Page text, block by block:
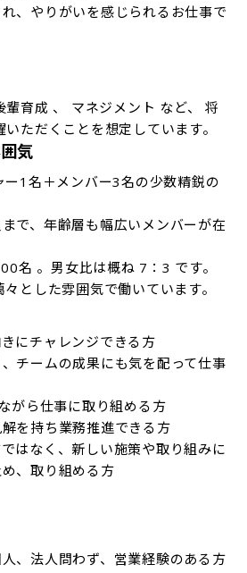
、やりがいを感じられるお仕事で
輩育成 、 マネジメント など、 将
ただくことを想定しています。
気
ー1名＋メンバー3名の少数精鋭の
で、年齢層も幅広いメンバーが在
名 。男女比は概ね 7：3 です。
とした雰囲気で働いています。
にチャレンジできる方
チームの成果にも気を配って仕事
がら仕事に取り組める方
を持ち業務推進できる方
はなく、新しい施策や取り組みに
、取り組める方
、法人問わず、営業経験のある方